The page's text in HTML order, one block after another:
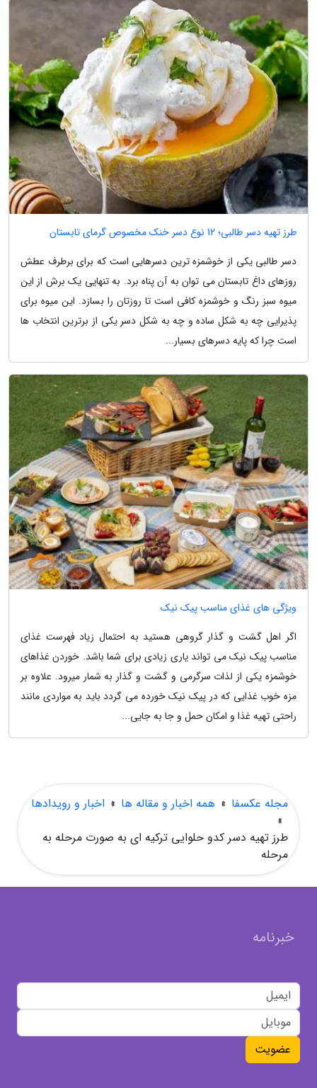
طرز تهیه دسر طالبی؛ 12 نوع دسر خنک مخصوص گرمای تابستان
دسر طالبی یکی از خوشمزه ترین دسرهایی است که برای برطرف عطش
روزهای داغ تابستان می توان به آن پناه برد. به تنهایی یک برش از این
میوه سبز رنگ و خوشمزه کافی است تا روزتان را بسازد. این میوه برای
پذیرایی چه به شکل ساده و چه به شکل دسر یکی از برترین انتخاب ها
است چرا که پایه دسرهای بسیار...
ویژگی های غذای مناسب پیک نیک
اگر اهل گشت و گذار گروهی هستید به احتمال زیاد فهرست غذای
مناسب پیک نیک می تواند یاری زیادی برای شما باشد. خوردن غذاهای
خوشمزه یکی از لذات سرگرمی و گشت و گذار به شمار میرود. علاوه بر
مزه خوب غذایی که در پیک نیک خورده می گردد باید به مواردی مانند
راحتی تهیه غذا و امکان حمل و جا به جایی...
مجله عکسفا » همه اخبار و مقاله ها » اخبار و رویدادها
»
طرز تهیه دسر کدو حلوایی ترکیه ای به صورت مرحله به
مرحله
خبرنامه
عضویت